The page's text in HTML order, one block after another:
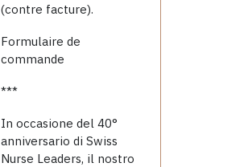
(contre facture).
Formulaire de
commande
***
In occasione del 40°
anniversario di Swiss
Nurse Leaders, il nostro